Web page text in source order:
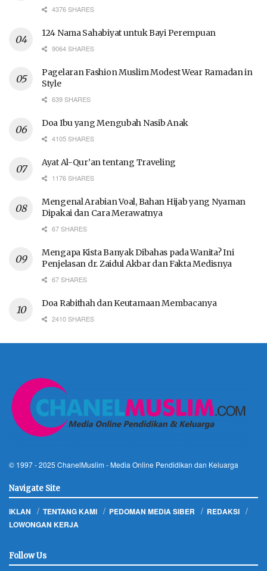
4376 SHARES
124 Nama Sahabiyat untuk Bayi Perempuan
9064 SHARES
Pagelaran Fashion Muslim Modest Wear Ramadan in
Style
639 SHARES
Doa Ibu yang Mengubah Nasib Anak
4105 SHARES
Ayat Al-Qur’an tentang Traveling
1176 SHARES
Mengenal Arabian Voal, Bahan Hijab yang Nyaman
Dipakai dan Cara Merawatnya
67 SHARES
Mengapa Kista Banyak Dibahas pada Wanita? Ini
Penjelasan dr. Zaidul Akbar dan Fakta Medisnya
67 SHARES
Doa Rabithah dan Keutamaan Membacanya
2410 SHARES
© 1997 - 2025 ChanelMuslim - Media Online Pendidikan dan Keluarga
Navigate Site
IKLAN TENTANG KAMI PEDOMAN MEDIA SIBER
REDAKSI
LOWONGAN KERJA
Follow Us